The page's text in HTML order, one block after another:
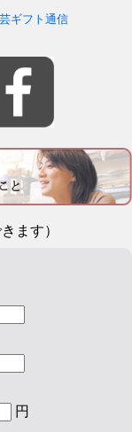
ギフト通信
ます）
円